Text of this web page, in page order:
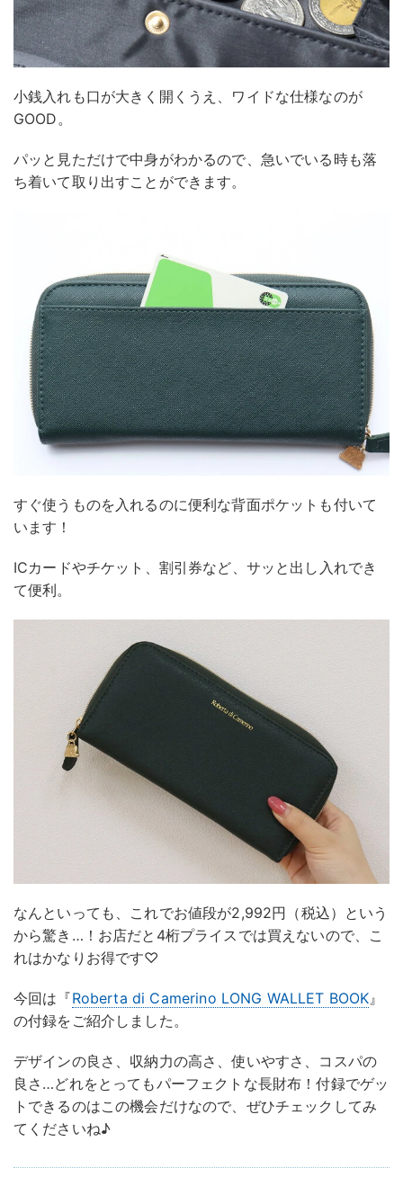
小銭入れも口が大きく開くうえ、ワイドな仕様なのが
GOOD。
パッと見ただけで中身がわかるので、急いでいる時も落
ち着いて取り出すことができます。
すぐ使うものを入れるのに便利な背面ポケットも付いて
います！
ICカードやチケット、割引券など、サッと出し入れでき
て便利。
なんといっても、これでお値段が2,992円（税込）という
から驚き…！お店だと4桁プライスでは買えないので、こ
れはかなりお得です♡
今回は『Roberta di Camerino LONG WALLET BOOK』
の付録をご紹介しました。
デザインの良さ、収納力の高さ、使いやすさ、コスパの
良さ…どれをとってもパーフェクトな長財布！付録でゲッ
トできるのはこの機会だけなので、ぜひチェックしてみ
てくださいね♪